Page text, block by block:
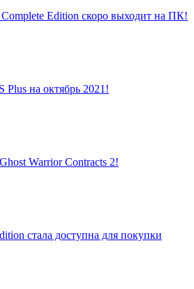
Edition скоро выходит на ПК!
Plus на октябрь 2021!
Warrior Contracts 2!
стала доступна для покупки